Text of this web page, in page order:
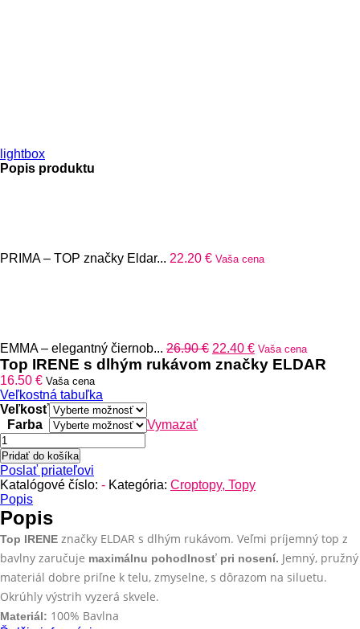
lightbox
Popis produktu
PRIMA – TOP značky Eldar... 22.20 € Vaša cena
EMMA – elegantný čiernob... 26.90€ Pôvodná
cena
22.40 €Aktuálna
cena
je:
Vaša cena
Top IRENE s dlhým rukávom značky ELDAR
16.50 € Vaša cena
Veľkostná tabuľka
Veľkosť
Farba
Vymazať
množstvo
Top
IRENE
s
dlhým
rukávom
značky
ELDAR
Pridať do košíka
Poslať priateľovi
Katalógové číslo: - Kategória: Croptopy, Topy
Popis
Popis
Top IRENE značky ELDAR s dlhým rukávom. Veľmi príjemný top z
bavlny zaručuje maximálnu pohodlnosť pri nosení. Jemný, pružný
materiál dobre priľne k telu, zmyselne, s dôrazom na siluetu.
Okrúhly výstrih vyzerá skvele.
Materiál: 100% Bavlna